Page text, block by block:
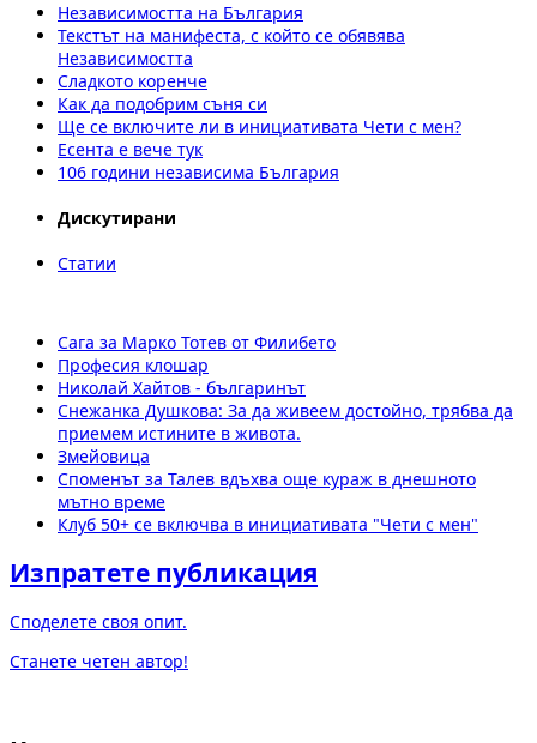
Независимостта на България
Текстът на манифеста, с който се обявява
Независимостта
Сладкото коренче
Как да подобрим съня си
Ще се включите ли в инициативата Чети с мен?
Есента е вече тук
106 години независима България
Дискутирани
Статии
Сага за Марко Тотев от Филибето
Професия клошар
Николай Хайтов - българинът
Снежанка Душкова: За да живеем достойно, трябва да
приемем истините в живота.
Змейовица
Споменът за Талев вдъхва още кураж в днешното
мътно време
Клуб 50+ се включва в инициативата "Чети с мен"
Изпратете публикация
Споделете своя опит.
Станете четен автор!